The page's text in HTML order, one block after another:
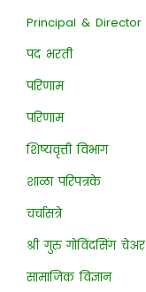
Principal & Director
पद भरती
परिणाम
परिणाम
शिष्यवृत्ती विभाग
शाळा परिपत्रके
चर्चासत्रे
श्री गुरु गोविंदसिंग चेअर
सामाजिक विज्ञान